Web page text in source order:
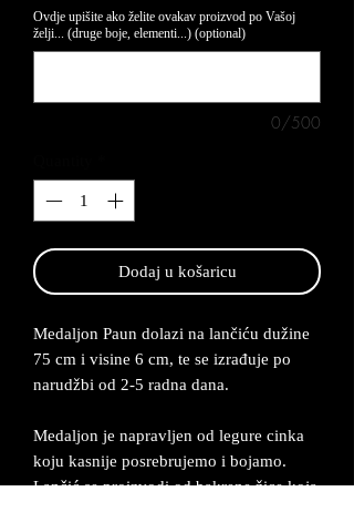
Ovdje upišite ako želite ovakav proizvod po Vašoj
želji... (druge boje, elementi...) (optional)
0/500
Dodaj u košaricu
Medaljon Paun dolazi na lančiću dužine
75 cm i visine 6 cm, te se izrađuje po
narudžbi od 2-5 radna dana.
Medaljon je napravljen od legure cinka
koju kasnije posrebrujemo i bojamo.
Lančić se proizvodi od bakrene žice koja